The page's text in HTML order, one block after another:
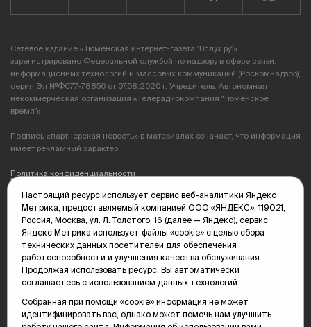
Сетевое издание «Тюменская интернет-газета "Вслух.ру"»
зарегистрировано Федеральной службой по надзору в сфере связи,
информационных технологий и массовых коммуникаций (Роскомнадзор),
серия Эл №ФС77-78856 от 07.08.2020 г. Учредитель: Автономная
некоммерческая организация «Телерадиокомпания "Тюменское
время"».
Подпись «партнерская новость» в материалах означает, что информация
имеет рекламный характер.
Политика конфиденциальности
Редакция: 625035, Тюмень, пр. Геологоразведчиков, 28А
(3452) 68-89-05
edit@vsluh.ru
Главный редактор: Панкина Т.Ю.
kika@vsluh.ru
По вопросам рекламы:
(3452) 68-89-78
kotovaev@sibinformburo.ru
mim@vsluh.ru
Настоящий ресурс использует сервис веб-аналитики Яндекс
Метрика, предоставляемый компанией ООО «ЯНДЕКС», 119021,
Россия, Москва, ул. Л. Толстого, 16 (далее — Яндекс), сервис
Яндекс Метрика использует файлы «cookie» с целью сбора
технических данных посетителей для обеспечения
работоспособности и улучшения качества обслуживания.
Продолжая использовать ресурс, Вы автоматически
соглашаетесь с использованием данных технологий.
Собранная при помощи «cookie» информация не может
идентифицировать вас, однако может помочь нам улучшить